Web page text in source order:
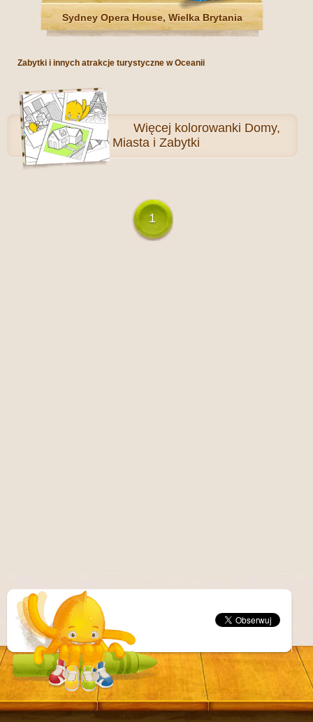
Sydney Opera House, Wielka Brytania
Zabytki i innych atrakcje turystyczne w Oceanii
Więcej kolorowanki Domy,
Miasta i Zabytki
1